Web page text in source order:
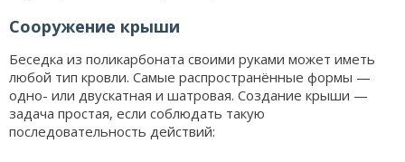
Сооружение крыши
Беседка из поликарбоната своими руками может иметь
любой тип кровли. Самые распространённые формы —
одно- или двускатная и шатровая. Создание крыши —
задача простая, если соблюдать такую
последовательность действий: